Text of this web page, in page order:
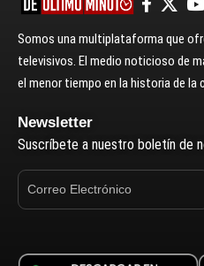
Somos una multiplataforma que
televisivos. El medio noticioso de
el menor tiempo en la historia de la
Newsletter
Suscríbete a nuestro boletín de